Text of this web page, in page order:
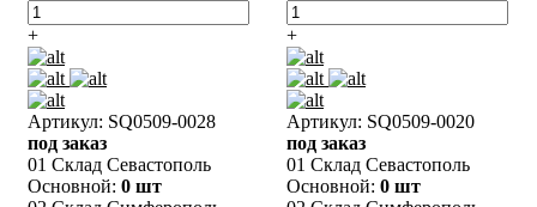
+ +
Артикул: SQ0509-0028
под заказ
01 Склад Севастополь
Основной: 0 шт
Артикул: SQ0509-0020
под заказ
01 Склад Севастополь
Основной: 0 шт